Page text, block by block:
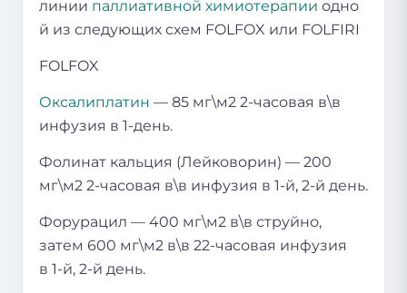
линии паллиативной химиотерапии одно
й из следующих схем FOLFOX или FOLFIRI
FOLFOX
Оксалиплатин — 85 мг\м2 2-часовая в\в
инфузия в 1-день.
Фолинат кальция (Лейковорин) — 200
мг\м2 2-часовая в\в инфузия в 1-й, 2-й день.
Форурацил — 400 мг\м2 в\в струйно,
затем 600 мг\м2 в\в 22-часовая инфузия
в 1-й, 2-й день.